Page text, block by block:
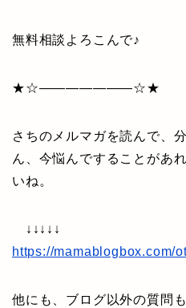
無料相談よろこんで♪
★☆———————☆★
さちのメルマガを読んで、
ん、今悩んですることがあ
いね。
↓↓↓↓↓
https://mamablogbox.com/
他にも、ブログ以外の質問